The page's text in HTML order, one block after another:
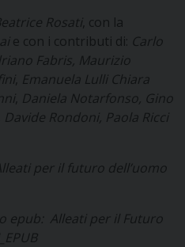
Rosati , con la
e con i contributi di: Carlo
Fabris, Maurizio
Emanuela Lulli Chiara
Daniela Notarfonso, Gino
Davide Rondoni, Paola Ricci
per il futuro dell’uomo
epub: Alleati per il Futuro